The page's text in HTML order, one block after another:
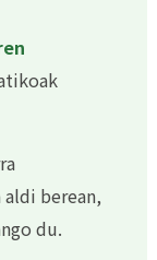
berean,
du.